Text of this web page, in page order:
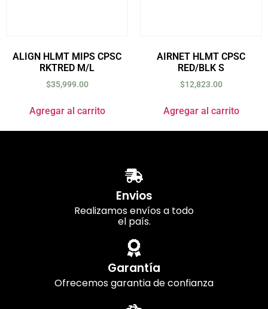
ALIGN HLMT MIPS CPSC
RKTRED M/L
$35,999.00
Agregar al carrito
AIRNET HLMT CPSC
RED/BLK S
$12,823.00
Agregar al carrito
Envios
Realizamos envíos a todo
el país.
Garantía
Ofrecemos garantia de confianza